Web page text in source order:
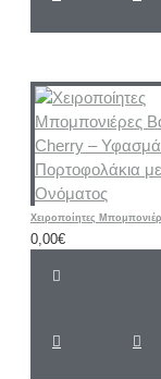
0,00€